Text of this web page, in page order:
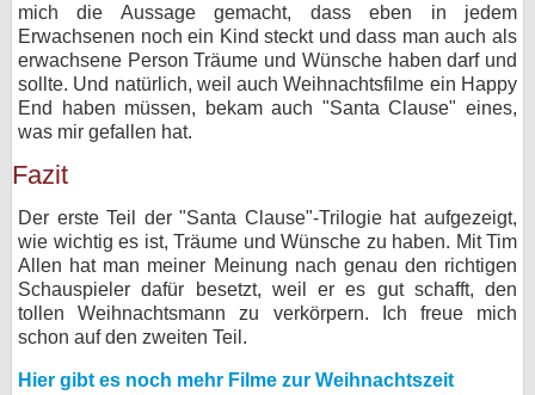
mich die Aussage gemacht, dass eben in jedem
Erwachsenen noch ein Kind steckt und dass man auch als
erwachsene Person Träume und Wünsche haben darf und
sollte. Und natürlich, weil auch Weihnachtsfilme ein Happy
End haben müssen, bekam auch "Santa Clause" eines,
was mir gefallen hat.
Fazit
Der erste Teil der "Santa Clause"-Trilogie hat aufgezeigt,
wie wichtig es ist, Träume und Wünsche zu haben. Mit Tim
Allen hat man meiner Meinung nach genau den richtigen
Schauspieler dafür besetzt, weil er es gut schafft, den
tollen Weihnachtsmann zu verkörpern. Ich freue mich
schon auf den zweiten Teil.
Hier gibt es noch mehr Filme zur Weihnachtszeit